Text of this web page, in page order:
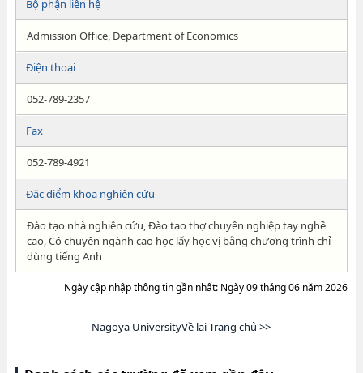
Bộ phận liên hệ
Admission Office, Department of Economics
Điện thoại
052-789-2357
Fax
052-789-4921
Đặc điểm khoa nghiên cứu
Đào tạo nhà nghiên cứu, Đào tạo thợ chuyên nghiệp tay nghề
cao, Có chuyên ngành cao học lấy học vị bằng chương trình chỉ
dùng tiếng Anh
Ngày cập nhập thông tin gần nhất: Ngày 09 tháng 06 năm 2026
Nagoya UniversityVề lại Trang chủ >>